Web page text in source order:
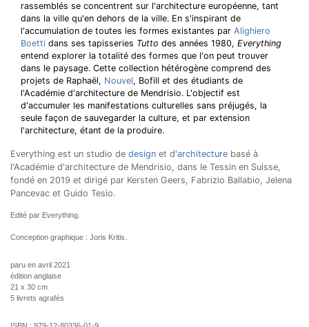
rassemblés se concentrent sur l'architecture européenne, tant
dans la ville qu'en dehors de la ville. En s'inspirant de
l'accumulation de toutes les formes existantes par Alighiero
Boetti dans ses tapisseries Tutto des années 1980, Everything
entend explorer la totalité des formes que l'on peut trouver
dans le paysage. Cette collection hétérogène comprend des
projets de Raphaël, Nouvel, Bofill et des étudiants de
l'Académie d'architecture de Mendrisio. L'objectif est
d'accumuler les manifestations culturelles sans préjugés, la
seule façon de sauvegarder la culture, et par extension
l'architecture, étant de la produire.
Everything est un studio de design et d'architecture basé à
l'Académie d'architecture de Mendrisio, dans le Tessin en Suisse,
fondé en 2019 et dirigé par Kersten Geers, Fabrizio Ballabio, Jelena
Pancevac et Guido Tesio.
Edité par Everything.
Conception graphique : Joris Kritis.
paru en avril 2021
édition anglaise
21 x 30 cm
5 livrets agrafés